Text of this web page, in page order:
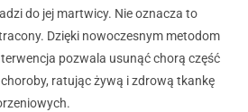
do jej martwicy. Nie oznacza to
Dzięki nowoczesnym metodom
pozwala usunąć chorą część
ratując żywą i zdrową tkankę